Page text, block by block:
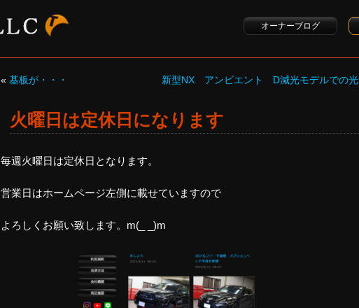
オーナーブログ
« 基板が・・・ 新型NX アンビエント D減光モデルでの光
火曜日は定休日になります
毎週火曜日は定休日となります。
営業日はホームページ左側に載せていますので
よろしくお願い致します。m(_ _)m